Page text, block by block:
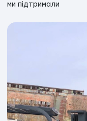
ми підтримали